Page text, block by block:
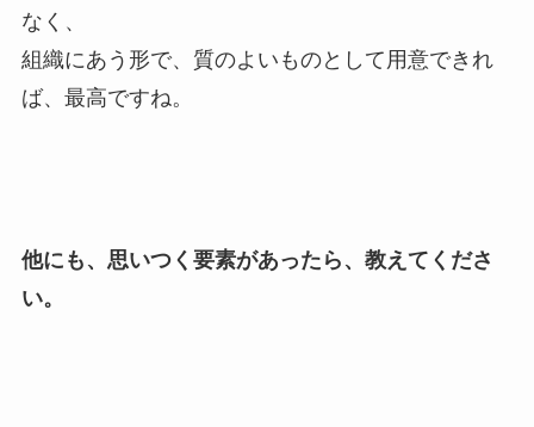
なく、
組織にあう形で、質のよいものとして用意できれ
ば、最高ですね。
他にも、思いつく要素があったら、教えてくださ
い。